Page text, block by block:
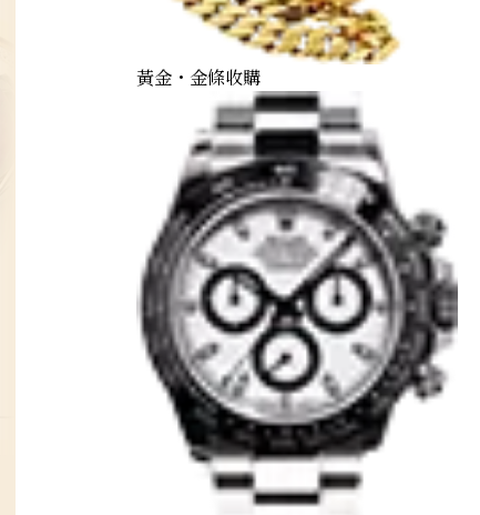
黃金・金條收購